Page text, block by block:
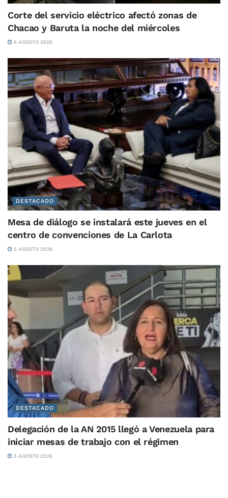
Corte del servicio eléctrico afectó zonas de
Chacao y Baruta la noche del miércoles
6 AGOSTO 2026
DESTACADO
Mesa de diálogo se instalará este jueves en el
centro de convenciones de La Carlota
5 AGOSTO 2026
DESTACADO
Delegación de la AN 2015 llegó a Venezuela para
iniciar mesas de trabajo con el régimen
5 AGOSTO 2026